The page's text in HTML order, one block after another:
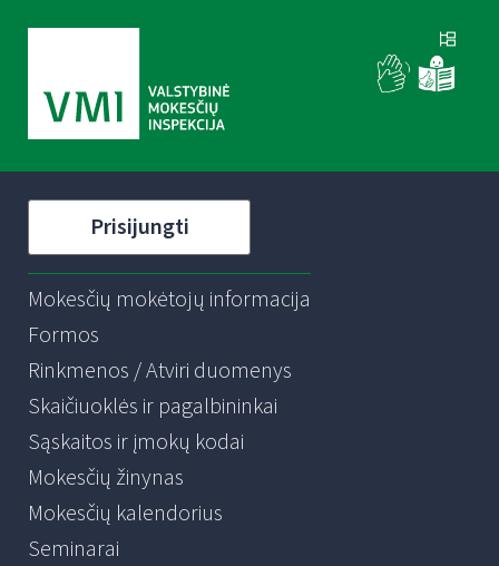
Prisijungti
Mokesčių mokėtojų informacija
Formos
Rinkmenos / Atviri duomenys
Skaičiuoklės ir pagalbininkai
Sąskaitos ir įmokų kodai
Mokesčių žinynas
Mokesčių kalendorius
Seminarai